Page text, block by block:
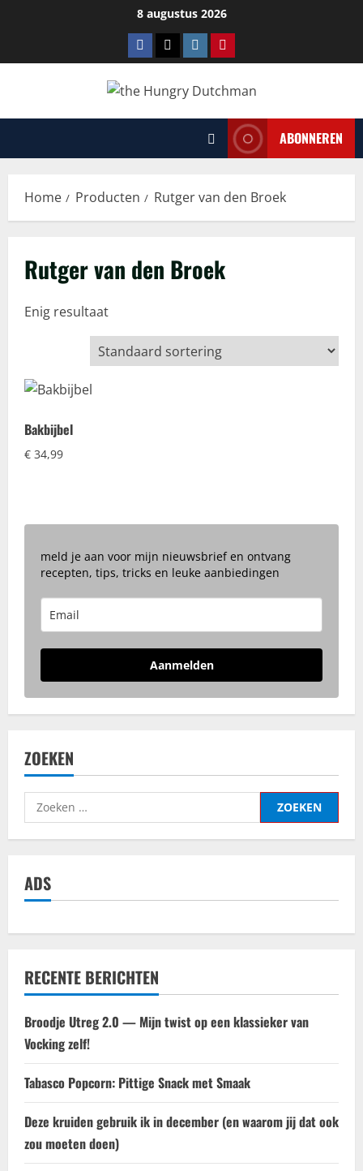
8 augustus 2026
Facebook
TiktokInstagramPinterest
ABONNEREN
Home Producten Rutger van den Broek
Rutger van den Broek
Enig resultaat
Bakbijbel
€ 34,99
meld je aan voor mijn nieuwsbrief en ontvang
recepten, tips, tricks en leuke aanbiedingen
Aanmelden
ZOEKEN
Zoeken
naar:
ADS
RECENTE BERICHTEN
Broodje Utreg 2.0 — Mijn twist op een klassieker van
Vocking zelf!
Tabasco Popcorn: Pittige Snack met Smaak
Deze kruiden gebruik ik in december (en waarom jij dat ook
zou moeten doen)